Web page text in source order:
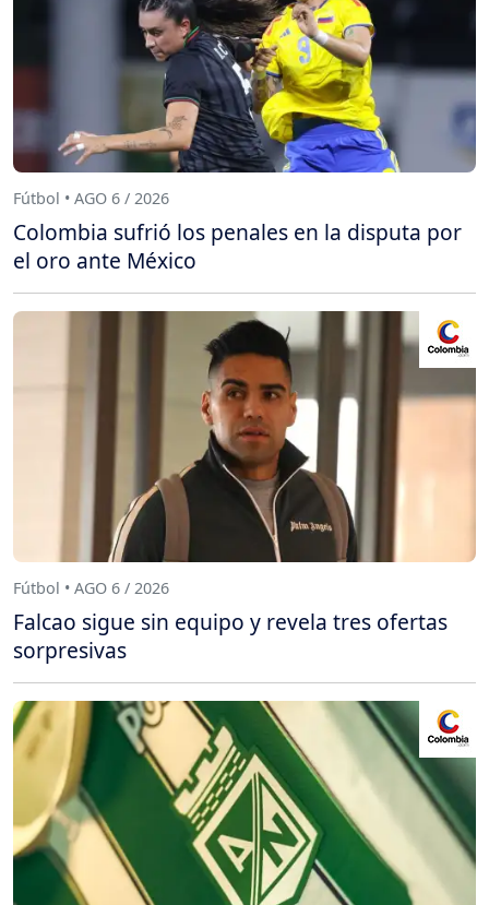
Fútbol • AGO 6 / 2026
Colombia sufrió los penales en la disputa por
el oro ante México
Fútbol • AGO 6 / 2026
Falcao sigue sin equipo y revela tres ofertas
sorpresivas